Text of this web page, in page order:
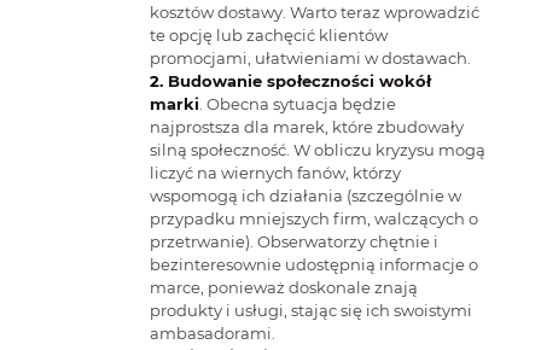
kosztów dostawy. Warto teraz wprowadzić
te opcję lub zachęcić klientów
promocjami, ułatwieniami w dostawach.
Budowanie społeczności wokół
marki. Obecna sytuacja będzie
najprostsza dla marek, które zbudowały
silną społeczność. W obliczu kryzysu mogą
liczyć na wiernych fanów, którzy
wspomogą ich działania (szczególnie w
przypadku mniejszych firm, walczących o
przetrwanie). Obserwatorzy chętnie i
bezinteresownie udostępnią informacje o
marce, ponieważ doskonale znają
produkty i usługi, stając się ich swoistymi
ambasadorami.